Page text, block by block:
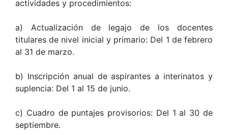
actividades y procedimientos:
a) Actualización de legajo de los docentes
titulares de nivel inicial y primario: Del 1 de febrero
al 31 de marzo.
b) Inscripción anual de aspirantes a interinatos y
suplencia: Del 1 al 15 de junio.
c) Cuadro de puntajes provisorios: Del 1 al 30 de
septiembre.